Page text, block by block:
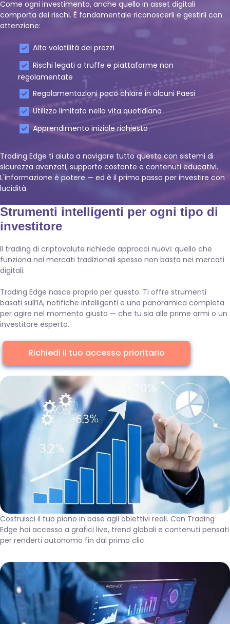
Come ogni investimento, anche quello in asset digitali
comporta dei rischi. È fondamentale riconoscerli e gestirli con
attenzione:
Alta volatilità dei prezzi
Rischi legati a truffe e piattaforme non
regolamentate
Regolamentazioni poco chiare in alcuni Paesi
Utilizzo limitato nella vita quotidiana
Apprendimento iniziale richiesto
Trading Edge ti aiuta a navigare tutto questo con sistemi di
sicurezza avanzati, supporto costante e contenuti educativi.
L'informazione è potere — ed è il primo passo per investire con
lucidità.
Strumenti intelligenti per ogni tipo di
investitore
Il trading di criptovalute richiede approcci nuovi: quello che
funziona nei mercati tradizionali spesso non basta nei mercati
digitali.
Trading Edge nasce proprio per questo. Ti offre strumenti
basati sull’IA, notifiche intelligenti e una panoramica completa
per agire nel momento giusto — che tu sia alle prime armi o un
investitore esperto.
Richiedi il tuo accesso prioritario
Costruisci il tuo piano in base agli obiettivi reali. Con Trading
Edge hai accesso a grafici live, trend globali e contenuti pensati
per renderti autonomo fin dal primo clic.